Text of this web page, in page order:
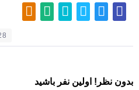
بدون نظر! اولین نفر باشید